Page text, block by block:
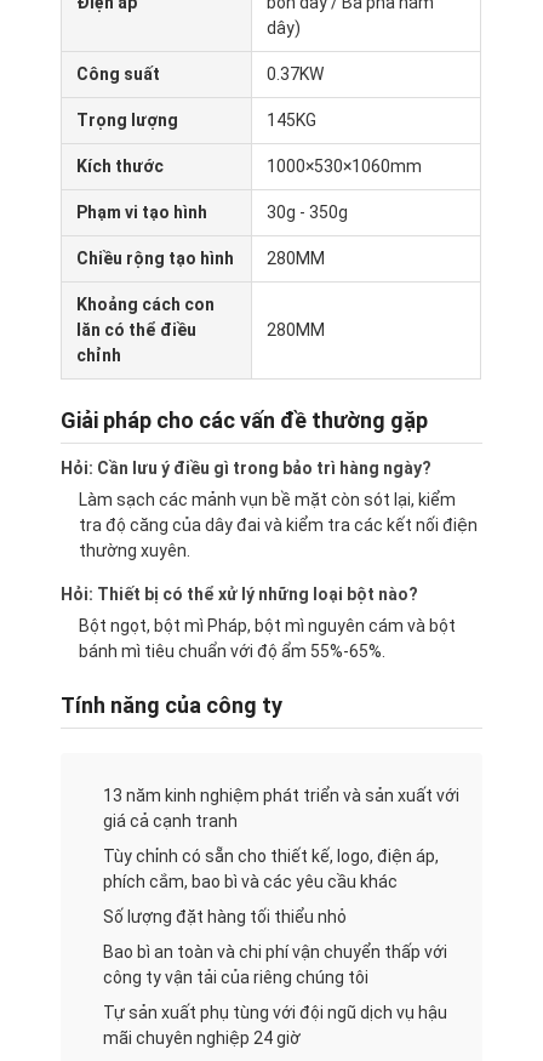
Chuyến tham quan nhà máy
Kiểm soát chất lượng
Liên hệ với chúng tôi
Các trường hợp
Dòng sản xuất bánh
Máy đánh trứng công nghiệp
Trình phân chia
Máy tạo hình bánh mì
Máy cắt bánh mì thương mại
Thợ làm bánh
Lò nướng giá
Cốc nướng bánh thương mại
Lò nướng kết hợp
lò nướng bánh pizza
dây)
Công suất 0.37KW
Trọng lượng 145KG
Kích thước 1000×530×1060mm
Phạm vi tạo hình 30g - 350g
Chiều rộng tạo hình 280MM
Khoảng cách con
lăn có thể điều
chỉnh
280MM
Giải pháp cho các vấn đề thường gặp
Hỏi: Cần lưu ý điều gì trong bảo trì hàng ngày?
Làm sạch các mảnh vụn bề mặt còn sót lại, kiểm
tra độ căng của dây đai và kiểm tra các kết nối điện
thường xuyên.
Hỏi: Thiết bị có thể xử lý những loại bột nào?
Bột ngọt, bột mì Pháp, bột mì nguyên cám và bột
bánh mì tiêu chuẩn với độ ẩm 55%-65%.
Tính năng của công ty
13 năm kinh nghiệm phát triển và sản xuất với
giá cả cạnh tranh
Tùy chỉnh có sẵn cho thiết kế, logo, điện áp,
phích cắm, bao bì và các yêu cầu khác
Số lượng đặt hàng tối thiểu nhỏ
Bao bì an toàn và chi phí vận chuyển thấp với
công ty vận tải của riêng chúng tôi
Tự sản xuất phụ tùng với đội ngũ dịch vụ hậu
mãi chuyên nghiệp 24 giờ